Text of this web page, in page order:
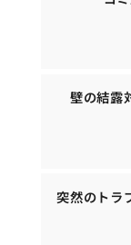
壁の結露
突然のトラ